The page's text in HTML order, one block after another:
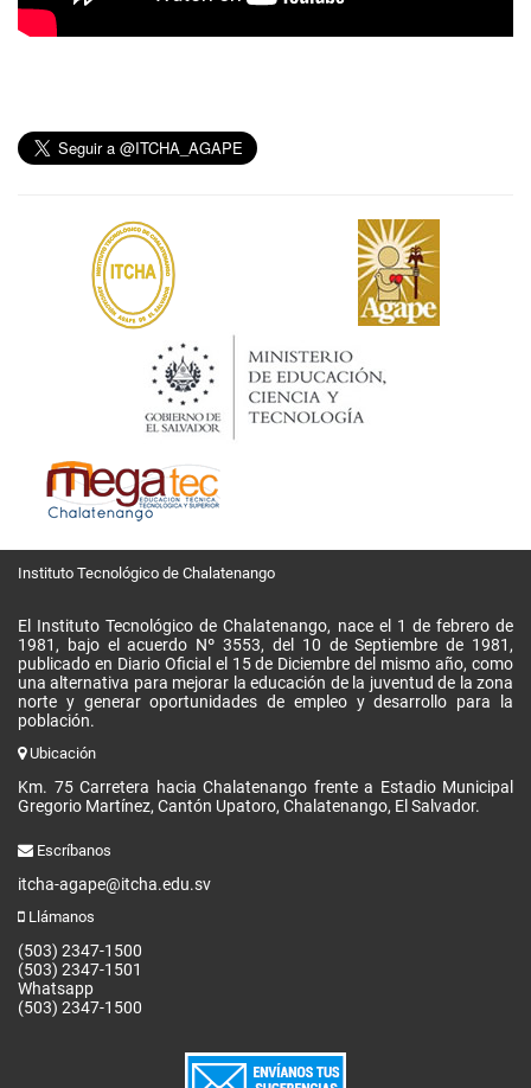
Instituto Tecnológico de Chalatenango
El Instituto Tecnológico de Chalatenango, nace el 1 de febrero de
1981, bajo el acuerdo Nº 3553, del 10 de Septiembre de 1981,
publicado en Diario Oficial el 15 de Diciembre del mismo año, como
una alternativa para mejorar la educación de la juventud de la zona
norte y generar oportunidades de empleo y desarrollo para la
población.
Ubicación
Km. 75 Carretera hacia Chalatenango frente a Estadio Municipal
Gregorio Martínez, Cantón Upatoro, Chalatenango, El Salvador.
Escríbanos
itcha-agape@itcha.edu.sv
Llámanos
(503) 2347-1500
(503) 2347-1501
Whatsapp
(503) 2347-1500